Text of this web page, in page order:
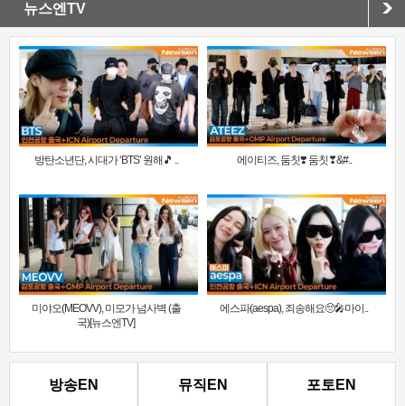
뉴스엔TV
방탄소년단, 시대가 ‘BTS’ 원해🎵 .. 에이티즈, 둠칫❣️ 둠칫❣&#..
미야오(MEOVV), 미모가 넘사벽 (출
국)[뉴스엔TV]
에스파(aespa), 죄송해요🥺🎤마이..
방송EN 뮤직EN 포토EN